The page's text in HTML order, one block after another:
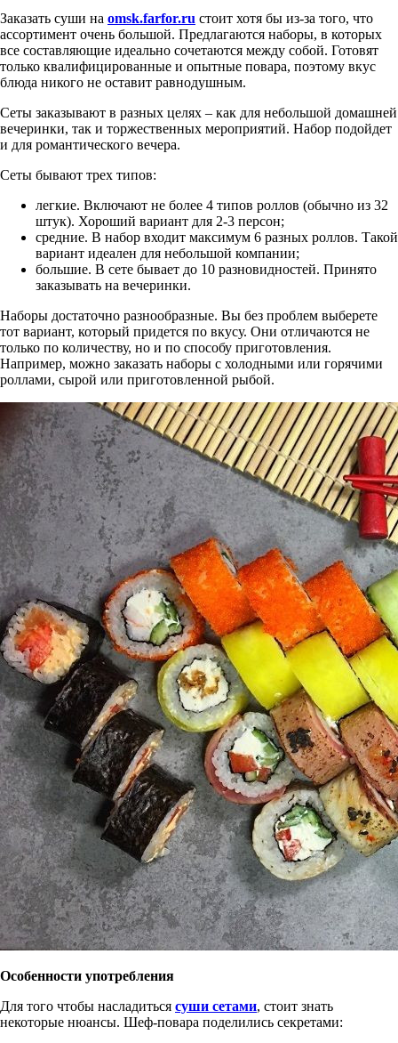
Заказать суши на omsk.farfor.ru стоит хотя бы из-за того, что
ассортимент очень большой. Предлагаются наборы, в которых
все составляющие идеально сочетаются между собой. Готовят
только квалифицированные и опытные повара, поэтому вкус
блюда никого не оставит равнодушным.
Сеты заказывают в разных целях – как для небольшой домашней
вечеринки, так и торжественных мероприятий. Набор подойдет
и для романтического вечера.
Сеты бывают трех типов:
легкие. Включают не более 4 типов роллов (обычно из 32
штук). Хороший вариант для 2-3 персон;
средние. В набор входит максимум 6 разных роллов. Такой
вариант идеален для небольшой компании;
большие. В сете бывает до 10 разновидностей. Принято
заказывать на вечеринки.
Наборы достаточно разнообразные. Вы без проблем выберете
тот вариант, который придется по вкусу. Они отличаются не
только по количеству, но и по способу приготовления.
Например, можно заказать наборы с холодными или горячими
роллами, сырой или приготовленной рыбой.
Особенности употребления
Для того чтобы насладиться суши сетами, стоит знать
некоторые нюансы. Шеф-повара поделились секретами: